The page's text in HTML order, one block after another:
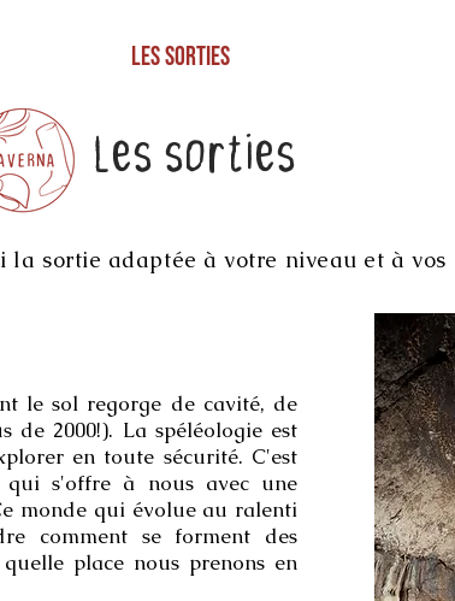
Les sorties
Les sorties
la sortie adaptée à votre niveau et à vos
sol regorge de cavité, de
de 2000!). La spéléologie est
en toute sécurité. C'est
qui s'offre à nous avec une
monde qui évolue au ralenti
comment se forment des
place nous prenons en